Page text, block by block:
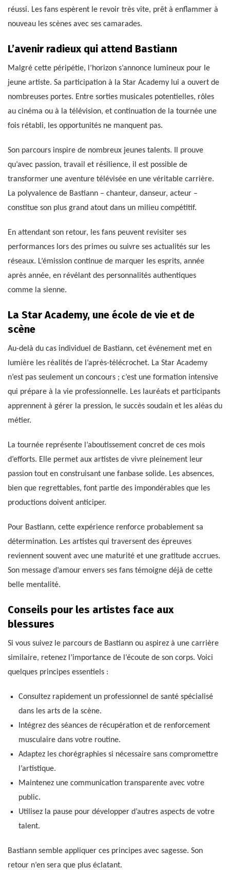
réussi. Les fans espèrent le revoir très vite, prêt à enflammer à
nouveau les scènes avec ses camarades.
L’avenir radieux qui attend Bastiann
Malgré cette péripétie, l’horizon s’annonce lumineux pour le
jeune artiste. Sa participation à la Star Academy lui a ouvert de
nombreuses portes. Entre sorties musicales potentielles, rôles
au cinéma ou à la télévision, et continuation de la tournée une
fois rétabli, les opportunités ne manquent pas.
Son parcours inspire de nombreux jeunes talents. Il prouve
qu’avec passion, travail et résilience, il est possible de
transformer une aventure télévisée en une véritable carrière.
La polyvalence de Bastiann – chanteur, danseur, acteur –
constitue son plus grand atout dans un milieu compétitif.
En attendant son retour, les fans peuvent revisiter ses
performances lors des primes ou suivre ses actualités sur les
réseaux. L’émission continue de marquer les esprits, année
après année, en révélant des personnalités authentiques
comme la sienne.
La Star Academy, une école de vie et de
scène
Au-delà du cas individuel de Bastiann, cet événement met en
lumière les réalités de l’après-télécrochet. La Star Academy
n’est pas seulement un concours ; c’est une formation intensive
qui prépare à la vie professionnelle. Les lauréats et participants
apprennent à gérer la pression, le succès soudain et les aléas du
métier.
La tournée représente l’aboutissement concret de ces mois
d’efforts. Elle permet aux artistes de vivre pleinement leur
passion tout en construisant une fanbase solide. Les absences,
bien que regrettables, font partie des impondérables que les
productions doivent anticiper.
Pour Bastiann, cette expérience renforce probablement sa
détermination. Les artistes qui traversent des épreuves
reviennent souvent avec une maturité et une gratitude accrues.
Son message d’amour envers ses fans témoigne déjà de cette
belle mentalité.
Conseils pour les artistes face aux
blessures
Si vous suivez le parcours de Bastiann ou aspirez à une carrière
similaire, retenez l’importance de l’écoute de son corps. Voici
quelques principes essentiels :
Consultez rapidement un professionnel de santé spécialisé
dans les arts de la scène.
Intégrez des séances de récupération et de renforcement
musculaire dans votre routine.
Adaptez les chorégraphies si nécessaire sans compromettre
l’artistique.
Maintenez une communication transparente avec votre
public.
Utilisez la pause pour développer d’autres aspects de votre
talent.
Bastiann semble appliquer ces principes avec sagesse. Son
retour n’en sera que plus éclatant.